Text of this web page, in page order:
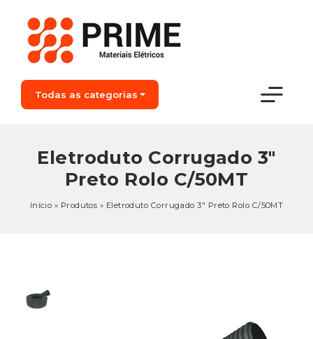
Todas as categorias
Eletroduto Corrugado 3″
Preto Rolo C/50MT
Início » Produtos » Eletroduto Corrugado 3″ Preto Rolo C/50MT